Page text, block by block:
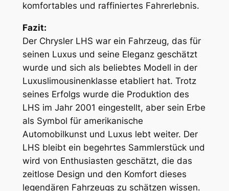
komfortables und raffiniertes Fahrerlebnis.
Fazit:
Der Chrysler LHS war ein Fahrzeug, das für
seinen Luxus und seine Eleganz geschätzt
wurde und sich als beliebtes Modell in der
Luxuslimousinenklasse etabliert hat. Trotz
seines Erfolgs wurde die Produktion des
LHS im Jahr 2001 eingestellt, aber sein Erbe
als Symbol für amerikanische
Automobilkunst und Luxus lebt weiter. Der
LHS bleibt ein begehrtes Sammlerstück und
wird von Enthusiasten geschätzt, die das
zeitlose Design und den Komfort dieses
legendären Fahrzeugs zu schätzen wissen.